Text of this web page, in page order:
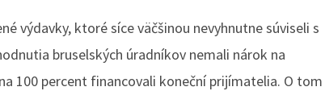
výdavky, ktoré síce väčšinou nevyhnutne súviseli s
bruselských úradníkov nemali nárok na
100 percent financovali koneční prijímatelia. O tom